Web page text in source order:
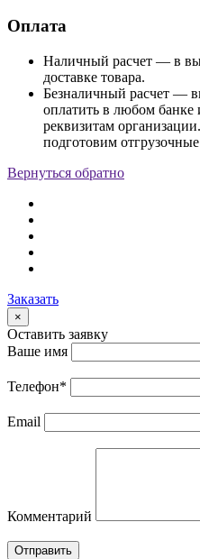
Оплата
Наличный расчет — в
доставке товара.
Безналичный расчет —
оплатить в любом
реквизитам
подготовим
Вернуться обратно
Заказать
×
Оставить заявку
Ваше имя
Телефон*
Email
Комментарий
Отправить